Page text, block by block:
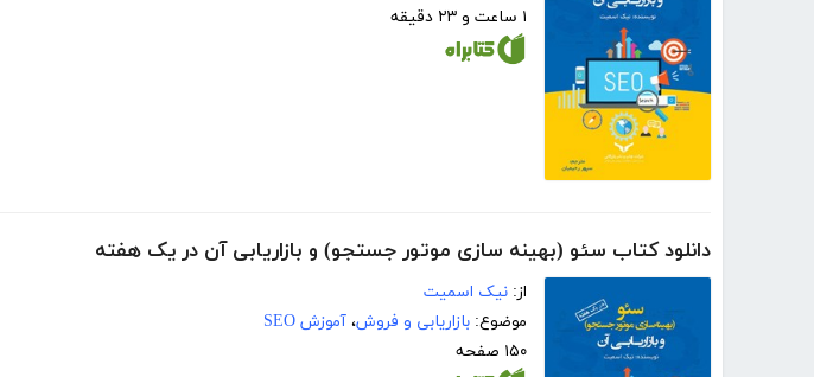
۱ ساعت و ۲۳ دقیقه
دانلود کتاب سئو (بهینه سازی موتور جستجو) و بازاریابی آن در یک هفته
از: نیک اسمیت
موضوع: بازاریابی و فروش، آموزش SEO
۱۵۰ صفحه